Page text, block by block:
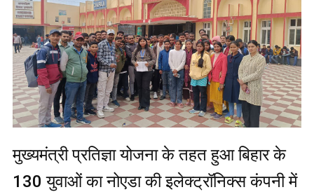
मुख्यमंत्री प्रतिज्ञा योजना के तहत हुआ बिहार के
130 युवाओं का नोएडा की इलेक्ट्रॉनिक्स कंपनी में